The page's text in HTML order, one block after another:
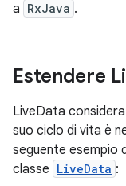
a RxJava .
Estendere
LiveData
suo ciclo di vita è
seguente esempio
classe LiveData :